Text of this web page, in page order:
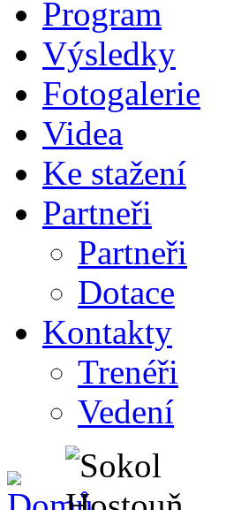
Program
Výsledky
Fotogalerie
Videa
Ke stažení
Partneři
Partneři
Dotace
Kontakty
Trenéři
Vedení